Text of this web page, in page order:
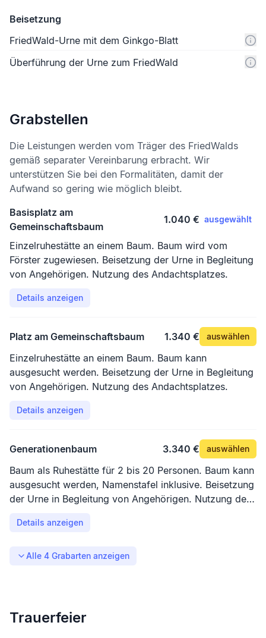
Beisetzung
FriedWald-Urne mit dem Ginkgo-Blatt
Überführung der Urne zum FriedWald
Grabstellen
Die Leistungen werden vom Träger des FriedWalds
gemäß separater Vereinbarung erbracht. Wir
unterstützen Sie bei den Formalitäten, damit der
Aufwand so gering wie möglich bleibt.
Basisplatz am
Gemeinschaftsbaum
1.040 € ausgewählt
Einzelruhestätte an einem Baum. Baum wird vom
Förster zugewiesen. Beisetzung der Urne in Begleitung
von Angehörigen. Nutzung des Andachtsplatzes.
Details anzeigen
Platz am Gemeinschaftsbaum 1.340 € auswählen
Einzelruhestätte an einem Baum. Baum kann
ausgesucht werden. Beisetzung der Urne in Begleitung
von Angehörigen. Nutzung des Andachtsplatzes.
Details anzeigen
Generationenbaum 3.340 € auswählen
Baum als Ruhestätte für 2 bis 20 Personen. Baum kann
ausgesucht werden, Namenstafel inklusive. Beisetzung
der Urne in Begleitung von Angehörigen. Nutzung des
Details anzeigen
Alle 4 Grabarten anzeigen
Trauerfeier